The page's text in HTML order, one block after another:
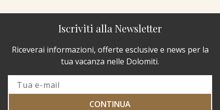
Iscriviti alla Newsletter
Riceverai informazioni, offerte esclusive e news per la
tua vacanza nelle Dolomiti.
CONTINUA